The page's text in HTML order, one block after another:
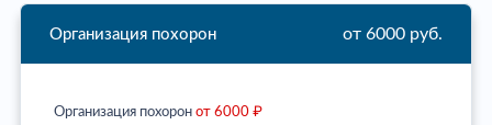
Организация похорон от 6000 руб.
Организация похорон от 6000 ₽